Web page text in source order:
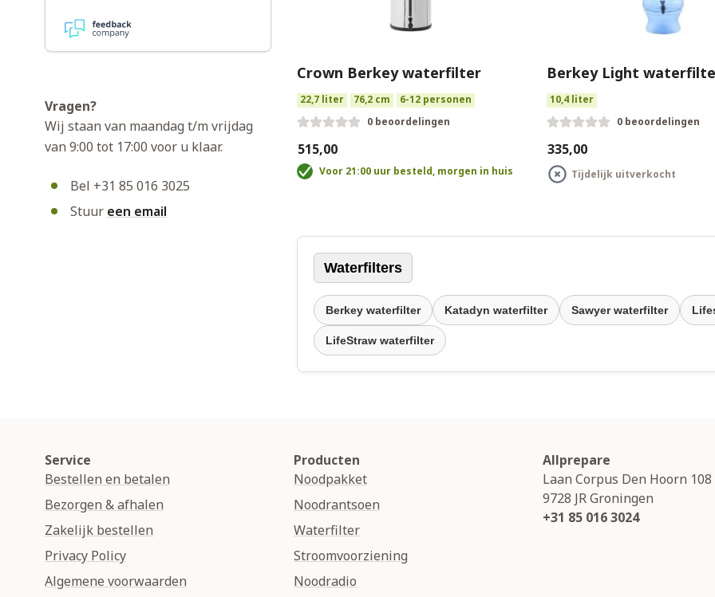
Crown Berkey waterfilter
22,7 liter 76,2 cm
6-12 personen
0 beoordelingen
€515,00
Voor 21:00 uur besteld, morgen in huis
Berkey Light
10,4 liter
0 beoordelingen
€335,00
Tijdelijk uitverkocht
Waterfilters
Berkey waterfilter Katadyn waterfilter Sawyer waterfilter
LifeStraw waterfilter
Vragen?
Wij staan van maandag t/m vrijdag
van 9:00 tot 17:00 voor u klaar.
Bel +31 85 016 3025
Stuur een email
Service
Bestellen en betalen
Bezorgen & afhalen
Zakelijk bestellen
Privacy Policy
Algemene voorwaarden
Producten
Noodpakket
Noodrantsoen
Waterfilter
Stroomvoorziening
Noodradio
Allprepare
Laan Corpus Den Hoorn 108
9728 JRGroningen
+31 85 016 3024